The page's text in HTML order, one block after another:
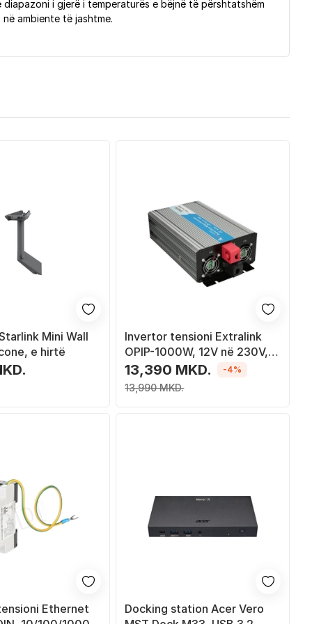
i gjerë i temperaturës e bëjnë të përshtatshëm
ambiente të jashtme.
Mini Wall
e hirtë
Invertor tensioni Extralink
OPIP-1000W, 12V në 230V,
1000W, pure sine wave
13,390 MKD.
13,990 MKD.
-4%
Ethernet
Docking station Acer Vero